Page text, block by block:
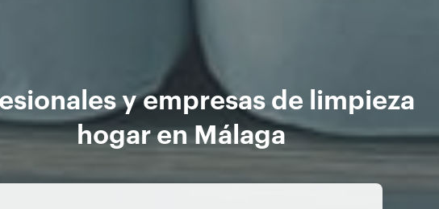
y empresas de limpieza
hogar en Málaga